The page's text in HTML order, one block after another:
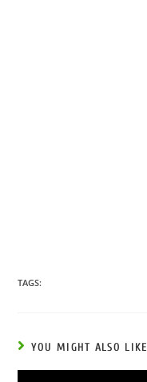
TAGS:
YOU MIGHT ALSO LIKE